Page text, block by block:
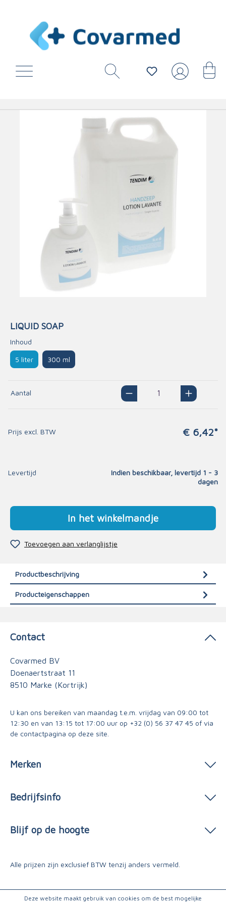
LIQUID SOAP
Inhoud
5 liter 300 ml
Aantal
Prijs excl. BTW € 6,42*
Levertijd
Indien beschikbaar, levertijd 1 - 3
dagen
In het winkelmandje
Toevoegen aan verlanglijstje
Productbeschrijving
Producteigenschappen
Contact
Covarmed BV
Doenaertstraat 11
8510 Marke (Kortrijk)
U kan ons bereiken van maandag t.e.m. vrijdag van 09:00 tot
12:30 en van 13:15 tot 17:00 uur op +32 (0) 56 37 47 45 of via
de contactpagina op deze site.
Merken
Bedrijfsinfo
Blijf op de hoogte
Alle prijzen zijn exclusief BTW tenzij anders vermeld.
Deze website maakt gebruik van cookies om de best mogelijke